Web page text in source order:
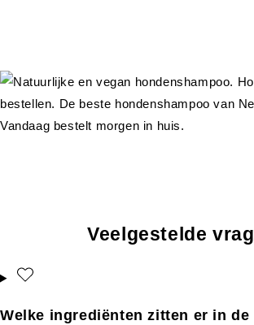
Veelgestelde
Welke ingrediënten zitten er in de